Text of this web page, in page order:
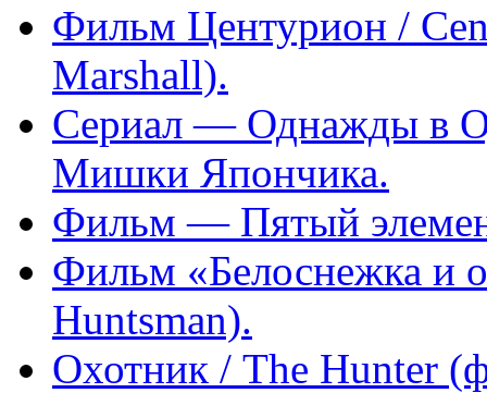
Фильм Центурион /
Marshall).
Сериал — Однажды в
Мишки Япончика.
Фильм — Пятый
Фильм «Белоснежка и
Huntsman).
Охотник / The Hunter